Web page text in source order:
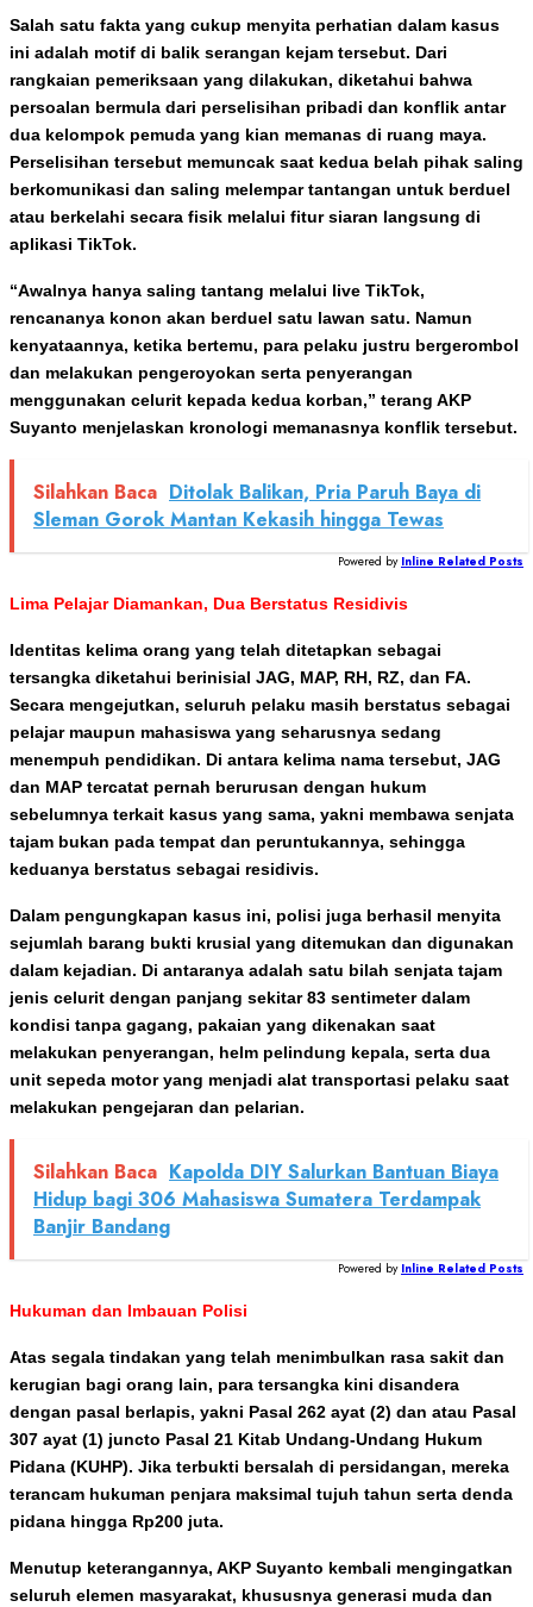
Salah satu fakta yang cukup menyita perhatian dalam kasus
ini adalah motif di balik serangan kejam tersebut. Dari
rangkaian pemeriksaan yang dilakukan, diketahui bahwa
persoalan bermula dari perselisihan pribadi dan konflik antar
dua kelompok pemuda yang kian memanas di ruang maya.
Perselisihan tersebut memuncak saat kedua belah pihak saling
berkomunikasi dan saling melempar tantangan untuk berduel
atau berkelahi secara fisik melalui fitur siaran langsung di
aplikasi TikTok.
“Awalnya hanya saling tantang melalui live TikTok,
rencananya konon akan berduel satu lawan satu. Namun
kenyataannya, ketika bertemu, para pelaku justru bergerombol
dan melakukan pengeroyokan serta penyerangan
menggunakan celurit kepada kedua korban,” terang AKP
Suyanto menjelaskan kronologi memanasnya konflik tersebut.
Silahkan Baca Ditolak Balikan, Pria Paruh Baya di
Sleman Gorok Mantan Kekasih hingga Tewas
Powered by Inline Related Posts
Lima Pelajar Diamankan, Dua Berstatus Residivis
Identitas kelima orang yang telah ditetapkan sebagai
tersangka diketahui berinisial JAG, MAP, RH, RZ, dan FA.
Secara mengejutkan, seluruh pelaku masih berstatus sebagai
pelajar maupun mahasiswa yang seharusnya sedang
menempuh pendidikan. Di antara kelima nama tersebut, JAG
dan MAP tercatat pernah berurusan dengan hukum
sebelumnya terkait kasus yang sama, yakni membawa senjata
tajam bukan pada tempat dan peruntukannya, sehingga
keduanya berstatus sebagai residivis.
Dalam pengungkapan kasus ini, polisi juga berhasil menyita
sejumlah barang bukti krusial yang ditemukan dan digunakan
dalam kejadian. Di antaranya adalah satu bilah senjata tajam
jenis celurit dengan panjang sekitar 83 sentimeter dalam
kondisi tanpa gagang, pakaian yang dikenakan saat
melakukan penyerangan, helm pelindung kepala, serta dua
unit sepeda motor yang menjadi alat transportasi pelaku saat
melakukan pengejaran dan pelarian.
Silahkan Baca Kapolda DIY Salurkan Bantuan Biaya
Hidup bagi 306 Mahasiswa Sumatera Terdampak
Banjir Bandang
Powered by Inline Related Posts
Hukuman dan Imbauan Polisi
Atas segala tindakan yang telah menimbulkan rasa sakit dan
kerugian bagi orang lain, para tersangka kini disandera
dengan pasal berlapis, yakni Pasal 262 ayat (2) dan atau Pasal
307 ayat (1) juncto Pasal 21 Kitab Undang-Undang Hukum
Pidana (KUHP). Jika terbukti bersalah di persidangan, mereka
terancam hukuman penjara maksimal tujuh tahun serta denda
pidana hingga Rp200 juta.
Menutup keterangannya, AKP Suyanto kembali mengingatkan
seluruh elemen masyarakat, khususnya generasi muda dan